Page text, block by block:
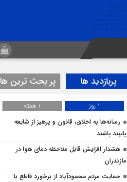
پربازدید ها پر بحث ترین ها
1 روز
1 هفته
رسانه‌ها به اخلاق، قانون و پرهیز از شایعه
پایبند باشند
هشدار افزایش قابل ملاحظه دمای هوا در
مازندران
حمایت مردم محمودآباد از برخورد قاطع با